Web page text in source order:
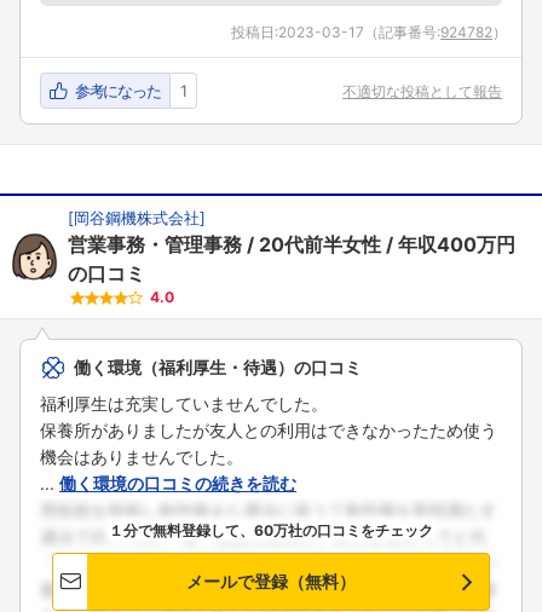
投稿日:2023-03-17 （記事番号:924782 ）
参考になった 1 不適切な投稿として報告
[岡谷鋼機株式会社]
営業事務・管理事務 20代前半女性
年収400万円
の口コミ
4.0
働く環境（福利厚生・待遇）の口コミ
福利厚生は充実していませんでした。
保養所がありましたが友人との利用はできなかったため使う
機会はありませんでした。
... 働く環境の口コミの続きを読む
１分で無料登録して、60万社の口コミをチェック
メールで登録（無料）